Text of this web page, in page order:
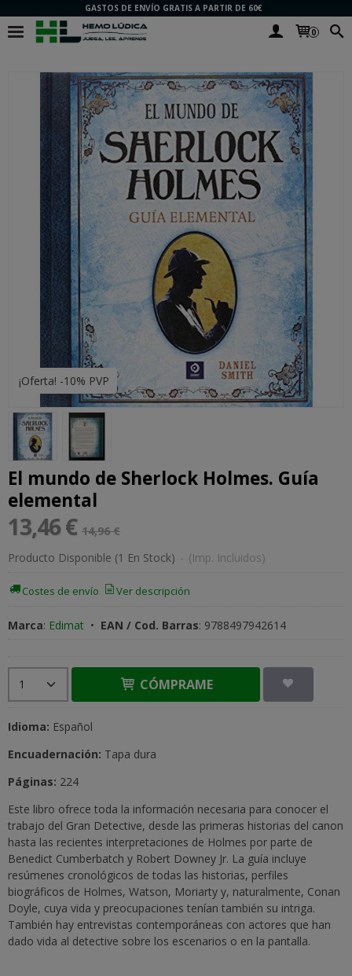
GASTOS DE ENVÍO GRATIS A PARTIR DE 60€
0
¡Oferta! -10% PVP
El mundo de Sherlock Holmes. Guía
elemental
13,46 € 14,96 €
Producto Disponible (1 En Stock) - (Imp. Incluidos)
Costes de envío Ver descripción
Marca: Edimat • EAN / Cod. Barras: 9788497942614
CÓMPRAME
Idioma: Español
Encuadernación: Tapa dura
Páginas: 224
Este libro ofrece toda la información necesaria para conocer el
trabajo del Gran Detective, desde las primeras historias del canon
hasta las recientes interpretaciones de Holmes por parte de
Benedict Cumberbatch y Robert Downey Jr. La guía incluye
resúmenes cronológicos de todas las historias, perfiles
biográficos de Holmes, Watson, Moriarty y, naturalmente, Conan
Doyle, cuya vida y preocupaciones tenían también su intriga.
También hay entrevistas contemporáneas con actores que han
dado vida al detective sobre los escenarios o en la pantalla.